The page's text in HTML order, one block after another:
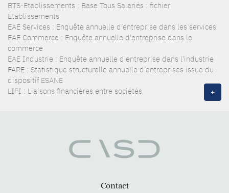
BTS-Etablissements : Base Tous Salariés : fichier
Etablissements
EAE Services : Enquête annuelle d’entreprise dans les services
EAE Commerce : Enquête annuelle d'entreprise dans le
commerce
EAE Industrie : Enquête annuelle d'entreprise dans l'industrie
FARE : Statistique structurelle annuelle d’entreprises issue du
dispositif ESANE
LIFI : Liaisons financières entre sociétés
+
Contact